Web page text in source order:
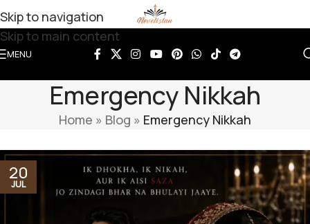
Skip to navigation
Skip to main content
MENU
Emergency Nikkah
Home » Blog » Emergency Nikkah
20
JUL